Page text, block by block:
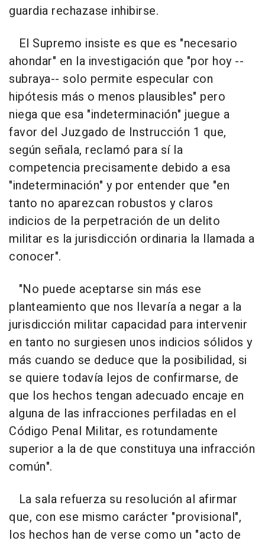
guardia rechazase inhibirse.
El Supremo insiste es que es "necesario
ahondar" en la investigación que "por hoy --
subraya-- solo permite especular con
hipótesis más o menos plausibles" pero
niega que esa "indeterminación" juegue a
favor del Juzgado de Instrucción 1 que,
según señala, reclamó para sí la
competencia precisamente debido a esa
"indeterminación" y por entender que "en
tanto no aparezcan robustos y claros
indicios de la perpetración de un delito
militar es la jurisdicción ordinaria la llamada a
conocer".
"No puede aceptarse sin más ese
planteamiento que nos llevaría a negar a la
jurisdicción militar capacidad para intervenir
en tanto no surgiesen unos indicios sólidos y
más cuando se deduce que la posibilidad, si
se quiere todavía lejos de confirmarse, de
que los hechos tengan adecuado encaje en
alguna de las infracciones perfiladas en el
Código Penal Militar, es rotundamente
superior a la de que constituya una infracción
común".
La sala refuerza su resolución al afirmar
que, con ese mismo carácter "provisional",
los hechos han de verse como un "acto de